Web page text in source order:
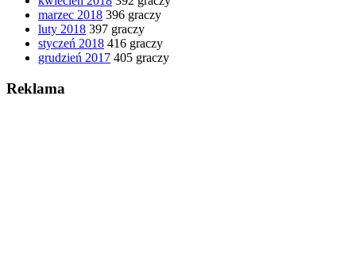
marzec 2018 396 graczy
luty 2018 397 graczy
styczeń 2018 416 graczy
grudzień 2017 405 graczy
Reklama